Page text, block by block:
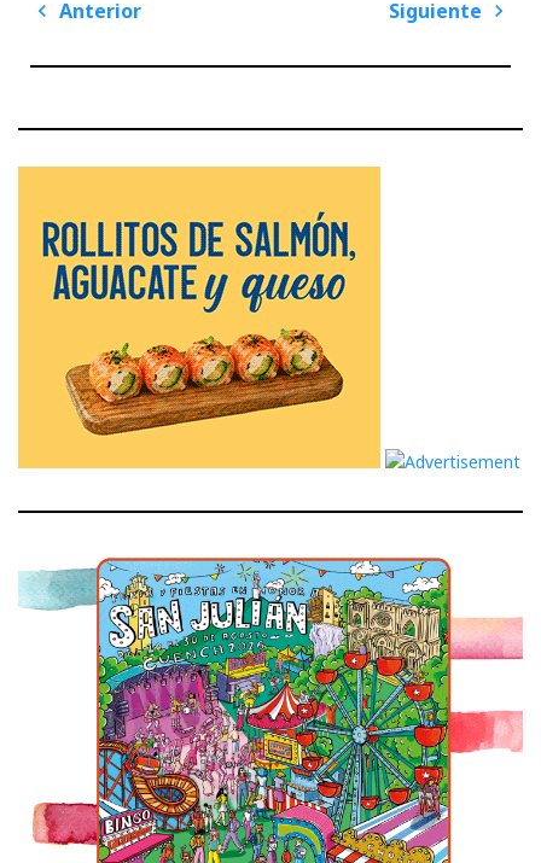
Navegación
entradas
Anterior
Siguiente